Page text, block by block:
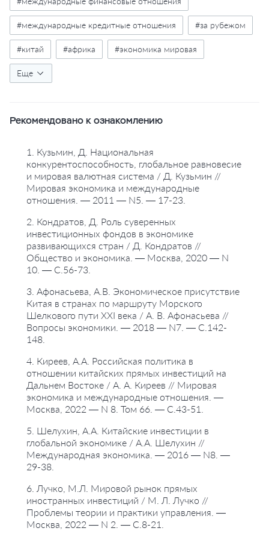
#международные кредитные отношения #за рубежом
#китай #африка #экономика мировая
#инвестиционная политика
#прямые иностранные инвестиции
#инвестиции инфраструктурные
#инвестиционный проект #инвестиционная активность
#экспансия #экспорт
Еще
Рекомендовано к ознакомлению
1. Кузьмин, Д. Национальная
конкурентоспособность, глобальное равновесие
и мировая валютная система / Д. Кузьмин //
Мировая экономика и международные
отношения. — 2011 — N5. — 17-23.
2. Кондратов, Д. Роль суверенных
инвестиционных фондов в экономике
развивающихся стран / Д. Кондратов //
Общество и экономика. — Москва, 2020 — N
10. — С.56-73.
3. Афонасьева, А.В. Экономическое присутствие
Китая в странах по маршруту Морского
Шелкового пути XXI века / А. В. Афонасьева //
Вопросы экономики. — 2018 — N7. — С.142-
148.
4. Киреев, А.А. Российская политика в
отношении китайских прямых инвестиций на
Дальнем Востоке / А. А. Киреев // Мировая
экономика и международные отношения. —
Москва, 2022 — N 8. Том 66. — С.43-51.
5. Шелухин, А.А. Китайские инвестиции в
глобальной экономике / А.А. Шелухин //
Международная экономика. — 2016 — N8. —
29-38.
6. Лучко, М.Л. Мировой рынок прямых
иностранных инвестиций / М. Л. Лучко //
Проблемы теории и практики управления. —
Москва, 2022 — N 2. — С.8-21.